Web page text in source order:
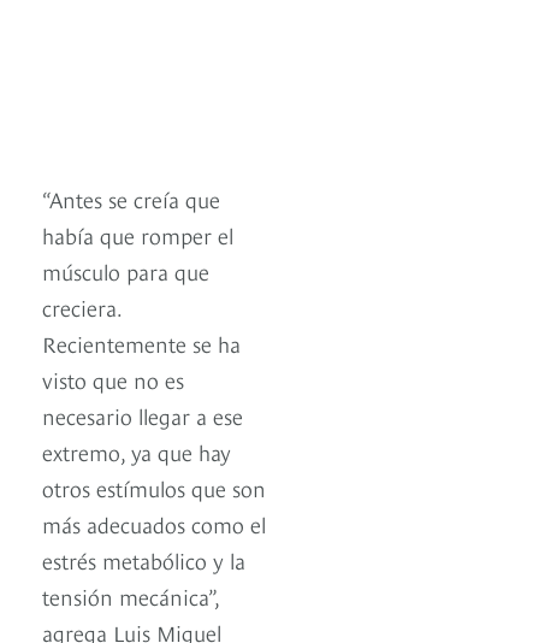
“Antes se creía que
había que romper el
músculo para que
creciera.
Recientemente se ha
visto que no es
necesario llegar a ese
extremo, ya que hay
otros estímulos que son
más adecuados como el
estrés metabólico y la
tensión mecánica”,
agrega Luis Miguel